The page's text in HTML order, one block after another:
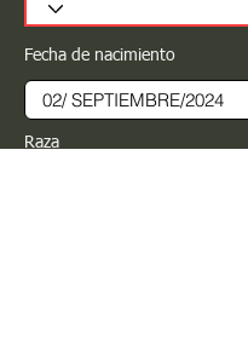
Fecha de nacimiento
Raza